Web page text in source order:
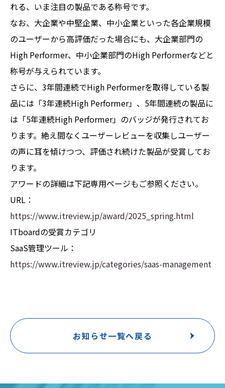
れる、いま注目の製品である称号です。
なお、大企業や中堅企業、中小企業といった各企業規模
のユーザーから高評価だった場合にも、大企業部門の
High Performer、中小企業部門のHigh Performerなどと
称号が与えられています。
さらに、3年間連続でHigh Performerを取得している製
品には「3年連続High Performer」、5年間連続の製品に
は「5年連続High Performer」のバッジが発行されてお
ります。絶え間なくユーザーレビューを収集しユーザー
の声に耳を傾けつつ、評価され続けた製品が受賞してお
ります。
アワードの詳細は下記専用ページもご参照ください。
URL：
https://www.itreview.jp/award/2025_spring.html
ITboardの受賞カテゴリ
SaaS管理ツール：
https://www.itreview.jp/categories/saas-management
お知らせ一覧へ戻る